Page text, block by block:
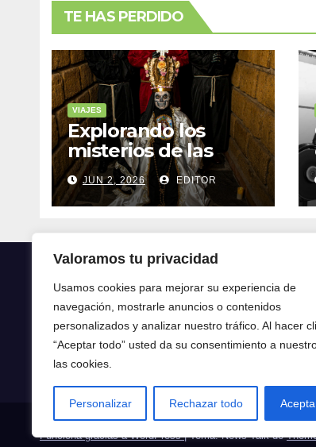
Valoramos tu privacidad
Usamos cookies para mejorar su experiencia de
navegación, mostrarle anuncios o contenidos
personalizados y analizar nuestro tráfico. Al hacer
“Aceptar todo” usted da su consentimiento a
las cookies.
Personalizar Rechazar todo
TE HAS PERDIDO
VIAJES
Explorando los
misterios de las
ruinas mayas en la
selva de Yucatán
JUN 2, 2026 EDITOR
Crónica24
Crónica 24
Funciona gracias a WordPress|Tema: News Talk de